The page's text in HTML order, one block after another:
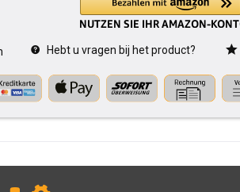
Hebt u vragen bij het product?